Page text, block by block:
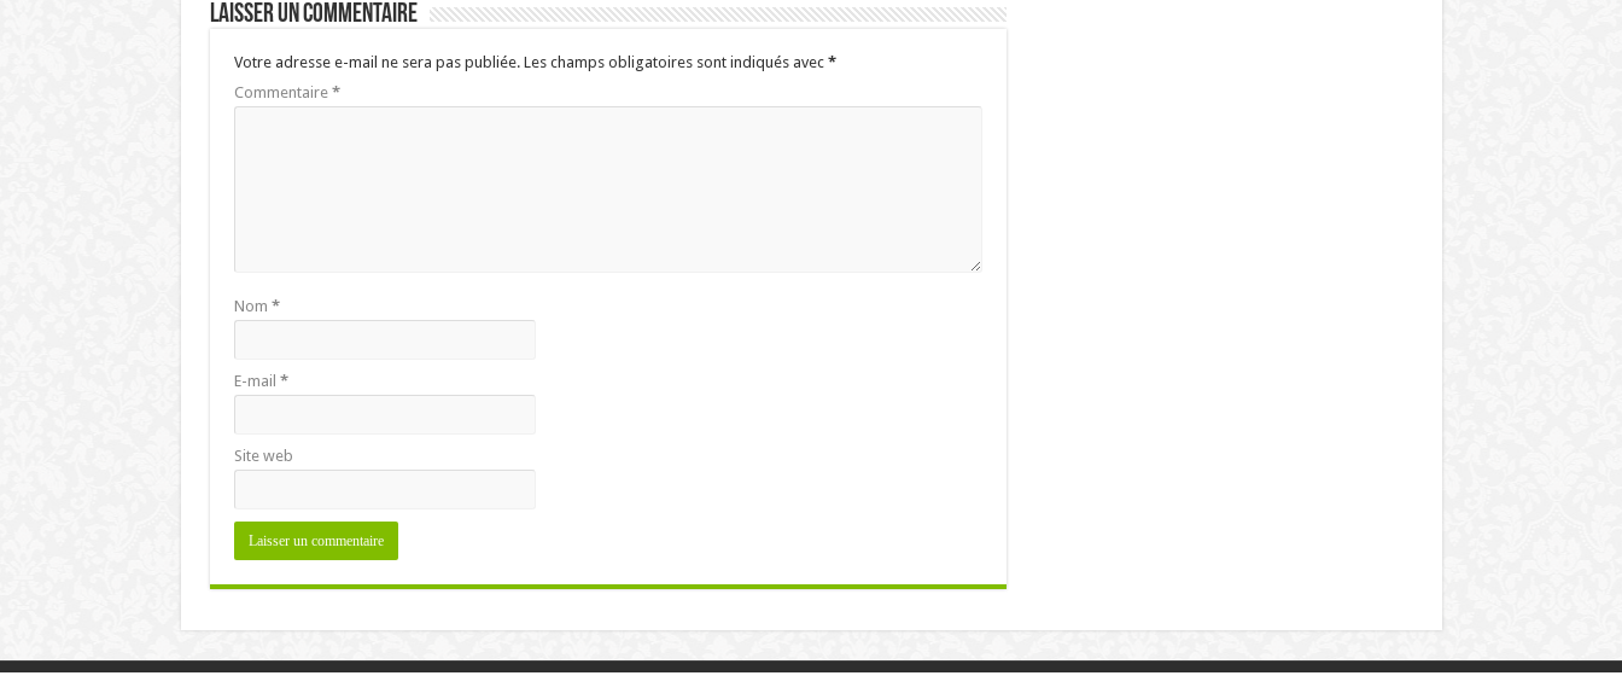
Laisser un commentaire
Votre adresse e-mail ne sera pas publiée. Les champs obligatoires sont indiqués avec *
Commentaire *
Nom *
E-mail *
Site web